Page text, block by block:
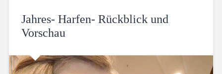
Jahres- Harfen- Rückblick und
Vorschau